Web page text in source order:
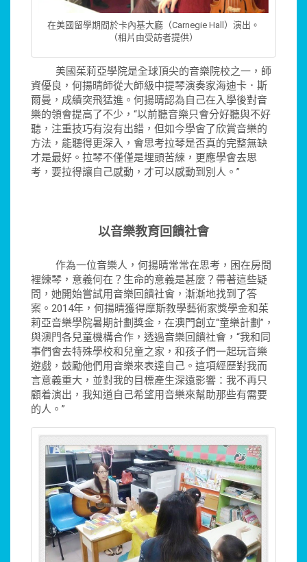
在美國留學期間於卡內基大廳（Carnegie Hall）演出。
（相片由受訪者提供）
美國茱莉亞學院是全球頂尖的音樂院校之一，師
資優良，何揚晴師從大師級中提琴演奏家海迪卡．斯
爾曼，成績突飛猛進。何揚晴認為自己在入學後對音
樂的領會提高了不少，“以前聽音樂只會分好聽與不好
聽，注重技巧有沒有出錯，但如今學會了欣賞音樂的
方法，能聽得更深入，會思考拉琴是否真的完整無缺
才是最好。拉琴不僅僅是埋頭苦練，更應學會去思
考，要拉得讓自己感動，才可以感動到別人。”
以音樂教育回饋社會
作為一位音樂人，何揚晴常常在思考，困在房間
裡練琴，意義何在？生命的意義是甚麼？帶著這些疑
問，她開始嘗試用音樂回饋社會，漸漸地找到了答
案。2014年，何揚晴獲得摩斯教學藝術家獎學金和茱
莉亞音樂學院暑期計劃獎金，在澳門創立“童樂計劃”，
與澳門各兒童機構合作，透過音樂回饋社會，“我和同
事們會去特殊學校和兒童之家，和孩子們一起玩音樂
遊戲，鼓勵他們用音樂來表達自己。這項經歷對我而
言意義重大，並對我的目標產生深遠影響：我不再只
顧着演出，我知道自己希望用音樂來幫助那些有需要
的人。”